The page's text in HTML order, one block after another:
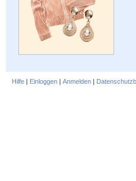
Hilfe | Einloggen | Anmelden |